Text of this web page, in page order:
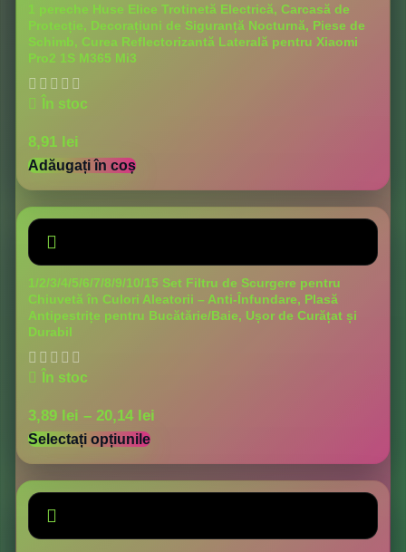
1 pereche Huse Elice Trotinetă Electrică, Carcasă de
Protecție, Decorațiuni de Siguranță Nocturnă, Piese de
Schimb, Curea Reflectorizantă Laterală pentru Xiaomi
Pro2 1S M365 Mi3
În stoc
8,91 lei
Adăugați în coș
1/2/3/4/5/6/7/8/9/10/15 Set Filtru de Scurgere pentru
Chiuvetă în Culori Aleatorii – Anti-Înfundare, Plasă
Antipestrițe pentru Bucătărie/Baie, Ușor de Curățat și
Durabil
În stoc
3,89 lei – 20,14 lei
Selectați opțiunile